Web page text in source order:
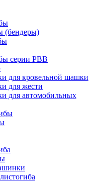
(бендеры)
серии PBB
для кровельной шашки
для жести
для автомобильных